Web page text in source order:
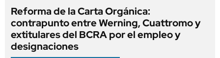
Reforma de la Carta Orgánica:
contrapunto entre Werning, Cuattromo y
extitulares del BCRA por el empleo y
designaciones